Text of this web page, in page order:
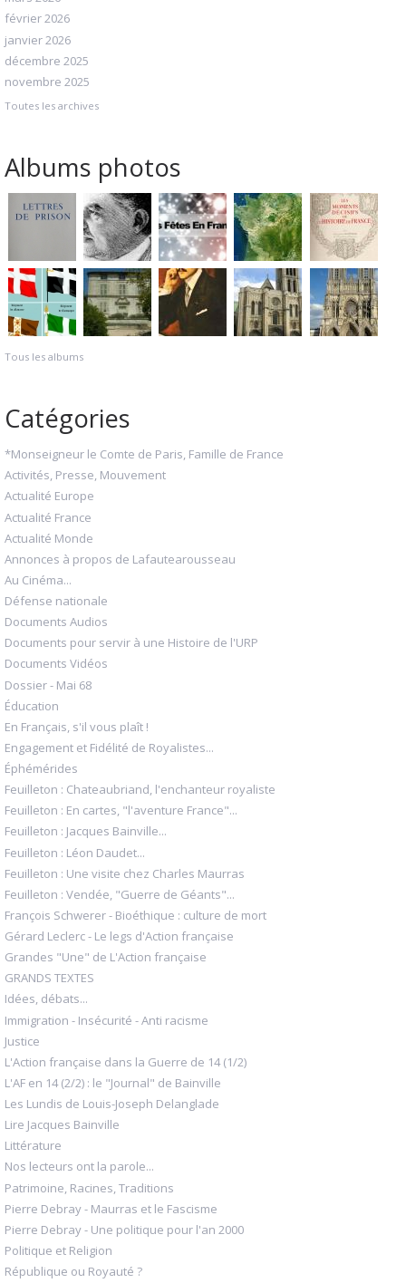
février 2026
janvier 2026
décembre 2025
novembre 2025
Toutes les archives
Albums photos
Tous les albums
Catégories
*Monseigneur le Comte de Paris, Famille de France
Activités, Presse, Mouvement
Actualité Europe
Actualité France
Actualité Monde
Annonces à propos de Lafautearousseau
Au Cinéma...
Défense nationale
Documents Audios
Documents pour servir à une Histoire de l'URP
Documents Vidéos
Dossier - Mai 68
Éducation
En Français, s'il vous plaît !
Engagement et Fidélité de Royalistes...
Éphémérides
Feuilleton : Chateaubriand, l'enchanteur royaliste
Feuilleton : En cartes, "l'aventure France"...
Feuilleton : Jacques Bainville...
Feuilleton : Léon Daudet...
Feuilleton : Une visite chez Charles Maurras
Feuilleton : Vendée, "Guerre de Géants"...
François Schwerer - Bioéthique : culture de mort
Gérard Leclerc - Le legs d'Action française
Grandes "Une" de L'Action française
GRANDS TEXTES
Idées, débats...
Immigration - Insécurité - Anti racisme
Justice
L'Action française dans la Guerre de 14 (1/2)
L'AF en 14 (2/2) : le "Journal" de Bainville
Les Lundis de Louis-Joseph Delanglade
Lire Jacques Bainville
Littérature
Nos lecteurs ont la parole...
Patrimoine, Racines, Traditions
Pierre Debray - Maurras et le Fascisme
Pierre Debray - Une politique pour l'an 2000
Politique et Religion
République ou Royauté ?